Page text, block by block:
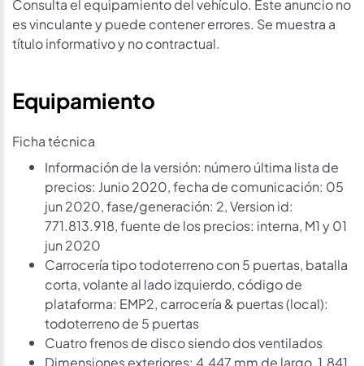
es vinculante y puede contener errores. Se muestra a
título informativo y no contractual.
Equipamiento
Ficha técnica
Información de la versión: número última lista de
precios: Junio 2020, fecha de comunicación: 05
jun 2020, fase/generación: 2, Version id:
771.813.918, fuente de los precios: interna, M1 y 01
jun 2020
Carrocería tipo todoterreno con 5 puertas, batalla
corta, volante al lado izquierdo, código de
plataforma: EMP2, carrocería & puertas (local):
todoterreno de 5 puertas
Cuatro frenos de disco siendo dos ventilados
Dimensiones exteriores: 4.447 mm de largo, 1.841